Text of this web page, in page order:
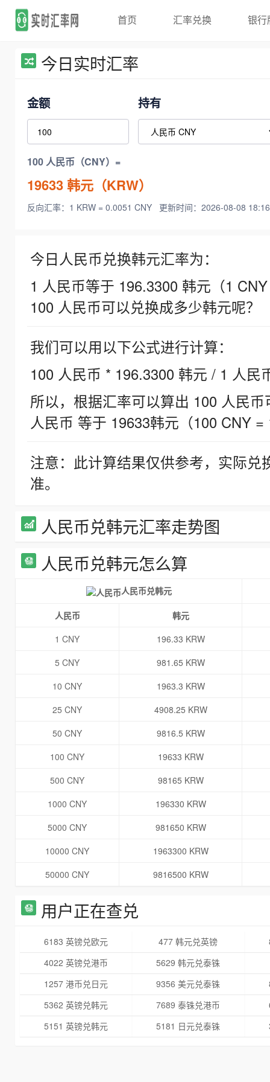
首页 汇率兑换 银行
今日实时汇率
金额 持有
100 人民币（CNY）=
19633韩元（KRW）
反向汇率：1 KRW = 0.0051 CNY 更新时间：2026-08-08
今日人民币兑换韩元汇率为：
1 人民币等于 196.3300 韩元（1
100 人民币可以兑换成多少韩元呢？
我们可以用以下公式进行计算：
100 人民币 * 196.3300 韩元 / 1 人民
所以，根据汇率可以算出 100 人民
人民币 等于 19633韩元（100 CNY =
注意：此计算结果仅供参考，实际
准。
人民币兑韩元汇率走势图
人民币兑韩元怎么算
人民币兑韩元
人民币
韩元
1 CNY
196.33 KRW
5 CNY
981.65 KRW
10 CNY
1963.3 KRW
25 CNY
4908.25 KRW
50 CNY
9816.5 KRW
100 CNY
19633 KRW
500 CNY
98165 KRW
1000 CNY
196330 KRW
5000 CNY
981650 KRW
10000 CNY
1963300 KRW
50000 CNY
9816500 KRW
用户正在查兑
6183 英镑兑欧元 477 韩元兑英镑
4022 英镑兑港币
5629 韩元兑泰铢
1257 港币兑日元
9356 美元兑泰铢
5362 英镑兑韩元
7689 泰铢兑港币
5151 英镑兑韩元
5181 日元兑泰铢